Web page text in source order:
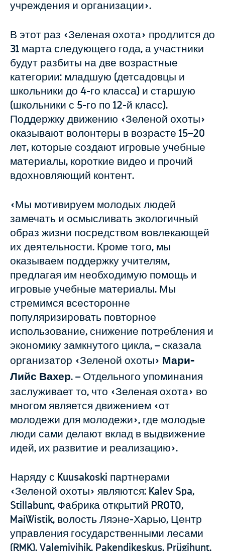
учреждения и организации».
В этот раз «Зеленая охота» продлится до
31 марта следующего года, а участники
будут разбиты на две возрастные
категории: младшую (детсадовцы и
школьники до 4-го класса) и старшую
(школьники с 5-го по 12-й класс).
Поддержку движению «Зеленой охоты»
оказывают волонтеры в возрасте 15–20
лет, которые создают игровые учебные
материалы, короткие видео и прочий
вдохновляющий контент.
«Мы мотивируем молодых людей
замечать и осмысливать экологичный
образ жизни посредством вовлекающей
их деятельности. Кроме того, мы
оказываем поддержку учителям,
предлагая им необходимую помощь и
игровые учебные материалы. Мы
стремимся всесторонне
популяризировать повторное
использование, снижение потребления и
экономику замкнутого цикла, – сказала
организатор «Зеленой охоты» Мари-
Лийс Вахер. – Отдельного упоминания
заслуживает то, что «Зеленая охота» во
многом является движением «от
молодежи для молодежи», где молодые
люди сами делают вклад в выдвижение
идей, их развитие и реализацию».
Наряду с Kuusakoski партнерами
«Зеленой охоты» являются: Kalev Spa,
Stillabunt, Фабрика открытий PROTO,
MaiWistik, волость Ляэне-Харью, Центр
управления государственными лесами
(RMK), Valemivihik, Pakendikeskus, Prügihunt,